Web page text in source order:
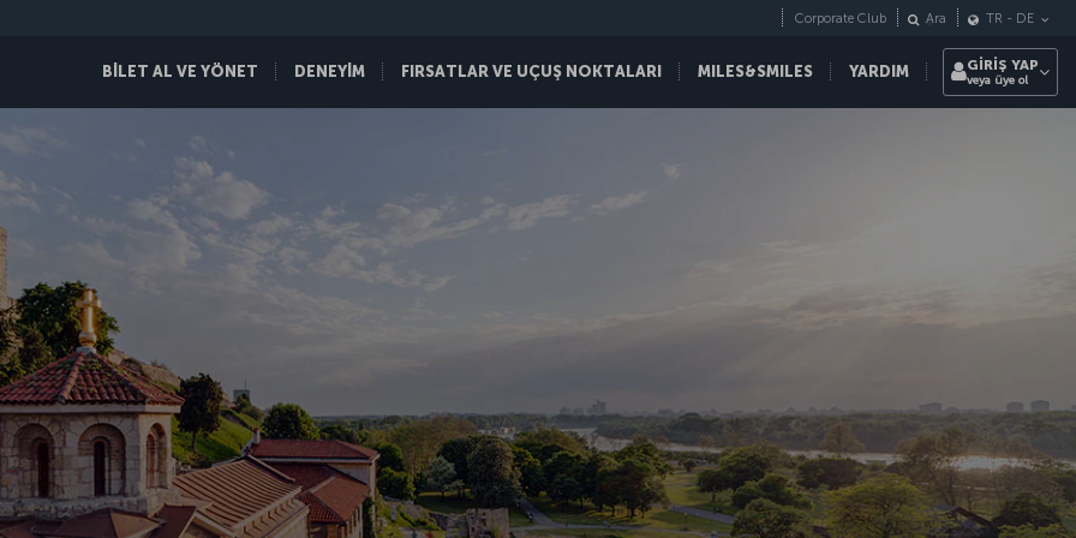
BİLET AL VE YÖNET DENEYİM FIRSATLAR VE UÇUŞ NOKTALARI MILES&SMILES YARDIM
Corporate Club Ara TR - DE
GİRİŞ YAP
veya üye ol